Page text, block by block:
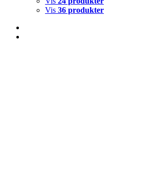
Vis 36 produkter